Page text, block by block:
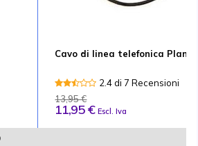
Cavo di linea telefonica
2.4 di 7 Recensioni
13,95 €
11,95 € Escl. Iva